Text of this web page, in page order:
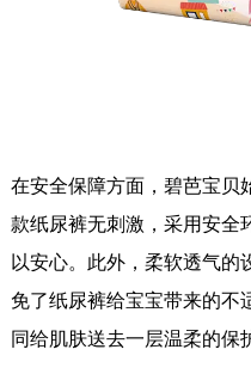
在安全保障方面，碧芭宝贝
款纸尿裤无刺激，采用安全
以安心。此外，柔软透气的
免了纸尿裤给宝宝带来的不
同给肌肤送去一层温柔的保